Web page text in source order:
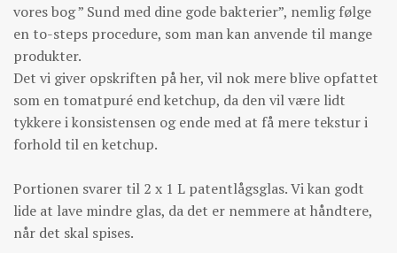
vores bog ” Sund med dine gode bakterier”, nemlig følge
en to-steps procedure, som man kan anvende til mange
produkter.
Det vi giver opskriften på her, vil nok mere blive opfattet
som en tomatpuré end ketchup, da den vil være lidt
tykkere i konsistensen og ende med at få mere tekstur i
forhold til en ketchup.
Portionen svarer til 2 x 1 L patentlågsglas. Vi kan godt
lide at lave mindre glas, da det er nemmere at håndtere,
når det skal spises.